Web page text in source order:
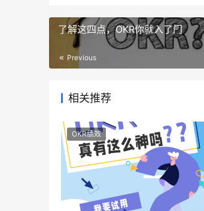
了解这四点，OKR你就入了门
Previous
相关推荐
OKR绩效